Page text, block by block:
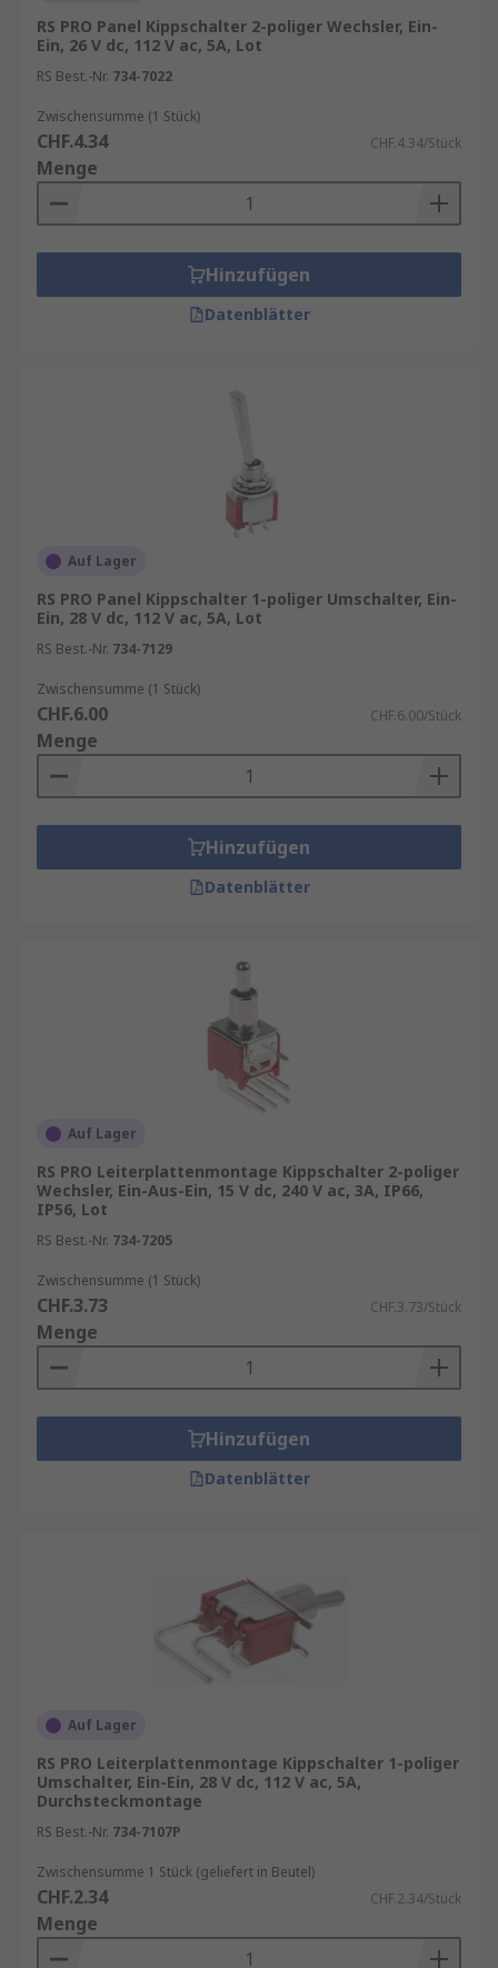
RS PRO Panel Kippschalter 2-poliger Wechsler, Ein-
Ein, 26 V dc, 112 V ac, 5A, Lot
RS Best.-Nr. 734-7022
Zwischensumme (1 Stück)
CHF.4.34 CHF.4.34/Stück
Menge
Hinzufügen
Datenblätter
Auf Lager
RS PRO Panel Kippschalter 1-poliger Umschalter, Ein-
Ein, 28 V dc, 112 V ac, 5A, Lot
RS Best.-Nr. 734-7129
Zwischensumme (1 Stück)
CHF.6.00 CHF.6.00/Stück
Menge
Hinzufügen
Datenblätter
Auf Lager
RS PRO Leiterplattenmontage Kippschalter 2-poliger
Wechsler, Ein-Aus-Ein, 15 V dc, 240 V ac, 3A, IP66,
IP56, Lot
RS Best.-Nr. 734-7205
Zwischensumme (1 Stück)
CHF.3.73 CHF.3.73/Stück
Menge
Hinzufügen
Datenblätter
Auf Lager
RS PRO Leiterplattenmontage Kippschalter 1-poliger
Umschalter, Ein-Ein, 28 V dc, 112 V ac, 5A,
Durchsteckmontage
RS Best.-Nr. 734-7107P
Zwischensumme 1 Stück (geliefert in Beutel)
CHF.2.34 CHF.2.34/Stück
Menge